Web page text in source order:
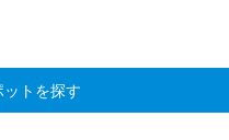
トを探す